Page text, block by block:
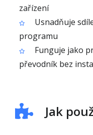
zařízení
Usnadňuje
programu
Funguje jako
převodník bez
Jak